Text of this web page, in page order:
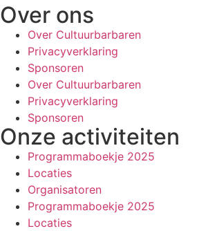
Over ons
Over Cultuurbarbaren
Privacyverklaring
Sponsoren
Over Cultuurbarbaren
Privacyverklaring
Sponsoren
Onze activiteiten
Programmaboekje 2025
Locaties
Organisatoren
Programmaboekje 2025
Locaties